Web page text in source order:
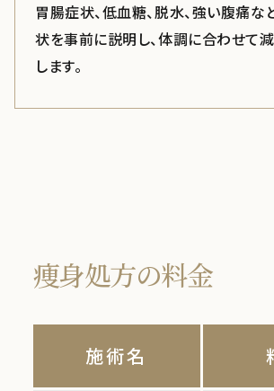
胃腸症状、低血糖、脱水、強い腹痛
状を事前に説明し、体調に合わせて
します。
痩身処方の料金
施術名